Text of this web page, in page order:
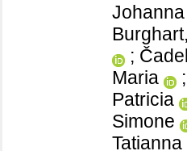
;
Maria
;
Patricia
Simone
Tatianna